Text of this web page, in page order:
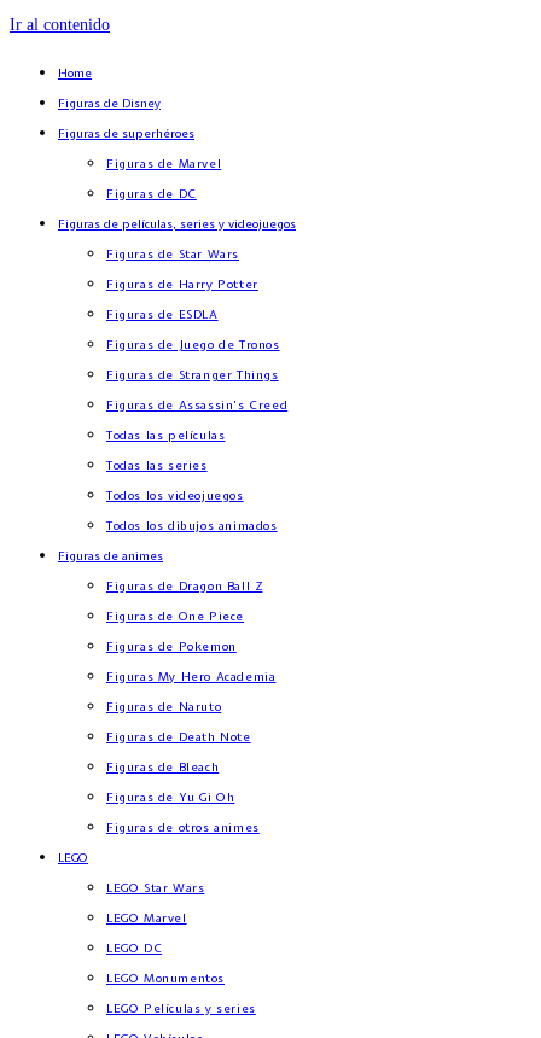
Ir al contenido
Home
Figuras de Disney
Figuras de superhéroes
Figuras de Marvel
Figuras de DC
Figuras de películas, series y videojuegos
Figuras de Star Wars
Figuras de Harry Potter
Figuras de ESDLA
Figuras de Juego de Tronos
Figuras de Stranger Things
Figuras de Assassin’s Creed
Todas las películas
Todas las series
Todos los videojuegos
Todos los dibujos animados
Figuras de animes
Figuras de Dragon Ball Z
Figuras de One Piece
Figuras de Pokemon
Figuras My Hero Academia
Figuras de Naruto
Figuras de Death Note
Figuras de Bleach
Figuras de Yu Gi Oh
Figuras de otros animes
LEGO
LEGO Star Wars
LEGO Marvel
LEGO DC
LEGO Monumentos
LEGO Películas y series